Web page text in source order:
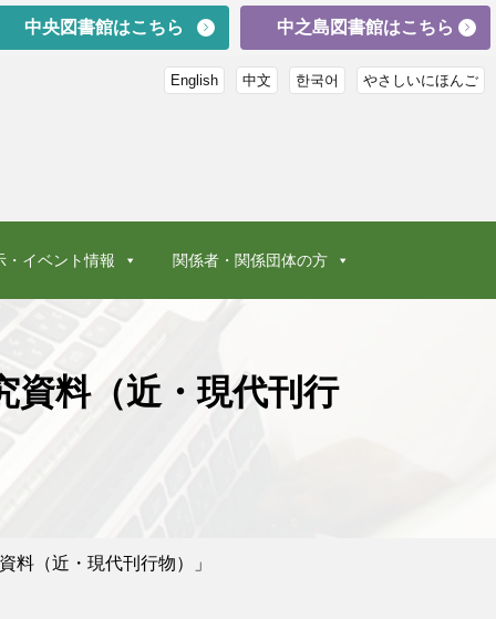
English 中文 한국어 やさしいにほんご
・イベント情報 関係者・関係団体の方
中央図書館はこちら 中之島図書館はこちら
資料（近・現代刊行
料（近・現代刊行物）」